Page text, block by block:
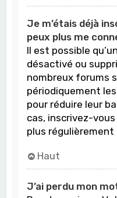
Je m’étais déjà
peux plus me
Il est possible
désactivé ou
nombreux forums
périodiquement
pour réduire leur
cas, inscrivez-
plus régulièrement
Haut
J’ai perdu mon